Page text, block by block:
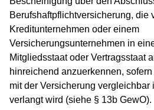
Berufshaftpflichtversicherung, die
Kreditunternehmen oder einem
Versicherungsunternehmen in
Mitgliedsstaat oder Vertragsstaat
hinreichend anzuerkennen,
mit der Versicherung vergleichbar
verlangt wird (siehe § 13b GewO).